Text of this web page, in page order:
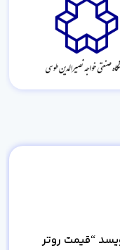
“قیمت روتر